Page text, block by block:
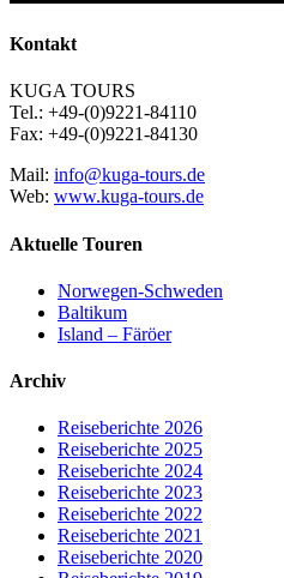
Kontakt
KUGA TOURS
Tel.: +49-(0)9221-84110
Fax: +49-(0)9221-84130
Mail: info@kuga-tours.de
Web: www.kuga-tours.de
Aktuelle Touren
Norwegen-Schweden
Baltikum
Island – Färöer
Archiv
Reiseberichte 2026
Reiseberichte 2025
Reiseberichte 2024
Reiseberichte 2023
Reiseberichte 2022
Reiseberichte 2021
Reiseberichte 2020